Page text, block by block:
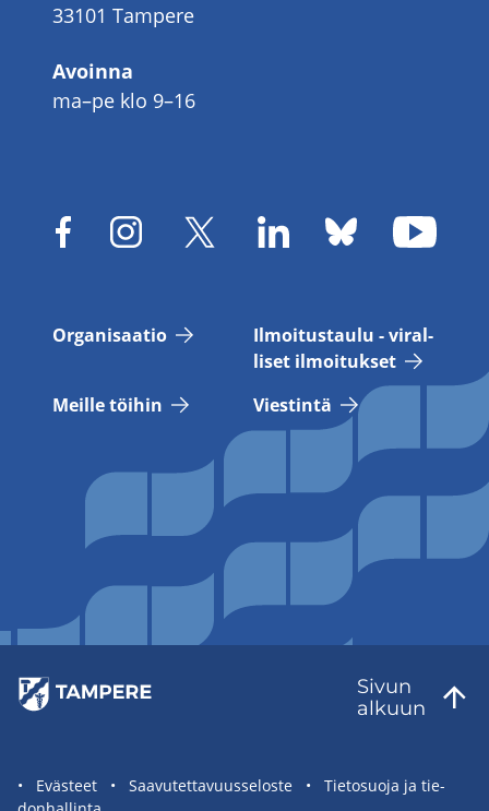
33101 Tampere
Avoinna
ma–pe klo 9–16
Or­ga­ni­saa­tio
Il­moi­tus­tau­lu - vi­ral­
li­set il­moi­tuk­set
Meil­le töi­hin
Vies­tin­tä
Sivun
al­kuun
Sivuston
Eväs­teet Saa­vu­tet­ta­vuus­se­los­te
Tie­to­suo­ja ja tie­